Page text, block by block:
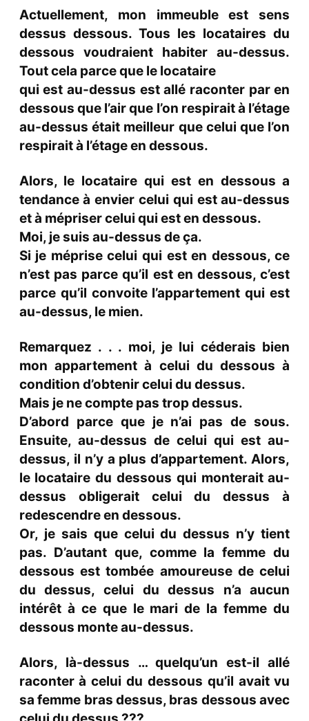
Actuellement, mon immeuble est sens
dessus dessous. Tous les locataires du
dessous voudraient habiter au-dessus.
Tout cela parce que le locataire
qui est au-dessus est allé raconter par en
dessous que l’air que l’on respirait à l’étage
au-dessus était meilleur que celui que l’on
respirait à l’étage en dessous.
Alors, le locataire qui est en dessous a
tendance à envier celui qui est au-dessus
et à mépriser celui qui est en dessous.
Moi, je suis au-dessus de ça.
Si je méprise celui qui est en dessous, ce
n’est pas parce qu’il est en dessous, c’est
parce qu’il convoite l’appartement qui est
au-dessus, le mien.
Remarquez . . . moi, je lui céderais bien
mon appartement à celui du dessous à
condition d’obtenir celui du dessus.
Mais je ne compte pas trop dessus.
D’abord parce que je n’ai pas de sous.
Ensuite, au-dessus de celui qui est au-
dessus, il n’y a plus d’appartement. Alors,
le locataire du dessous qui monterait au-
dessus obligerait celui du dessus à
redescendre en dessous.
Or, je sais que celui du dessus n’y tient
pas. D’autant que, comme la femme du
dessous est tombée amoureuse de celui
du dessus, celui du dessus n’a aucun
intérêt à ce que le mari de la femme du
dessous monte au-dessus.
Alors, là-dessus … quelqu’un est-il allé
raconter à celui du dessous qu’il avait vu
sa femme bras dessus, bras dessous avec